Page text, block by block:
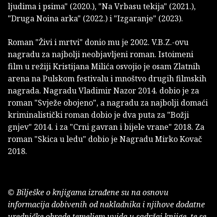
ljudima i psima" (2020.), "Na Vrbasu tekija" (2021.),
"Druga Noina arka" (2022.) i "Izgaranje" (2023).
Roman "Živi i mrtvi" donio mu je 2002. V.B.Z.-ovu
nagradu za najbolji neobjavljeni roman. Istoimeni
film u režiji Kristijana Milića osvojio je osam Zlatnih
arena na Pulskom festivalu i mnoštvo drugih filmskih
nagrada. Nagradu Vladimir Nazor 2014. dobio je za
roman "Svježe obojeno", a nagradu za najbolji domaći
kriminalistički roman dobio je dva puta za "Božji
gnjev" 2014. i za "Crni gavran i bijele vrane" 2018. Za
roman "Skica u ledu" dobio je Nagradu Mirko Kovač
2018.
© Bilješke o knjigama izrađene su na osnovu
informacija dobivenih od nakladnika i njihove dodatne